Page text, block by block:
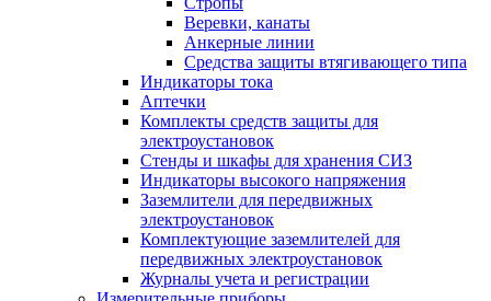
Веревки, канаты
Анкерные линии
Средства защиты втягивающего типа
Индикаторы тока
Аптечки
Комплекты средств защиты для
электроустановок
Стенды и шкафы для хранения СИЗ
Индикаторы высокого напряжения
Заземлители для передвижных
электроустановок
Комплектующие заземлителей для
передвижных электроустановок
Журналы учета и регистрации